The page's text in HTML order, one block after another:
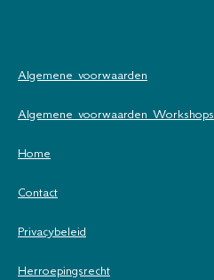
Algemene voorwaarden
Algemene voorwaarden Workshops
Home
Contact
Privacybeleid
Herroepingsrecht